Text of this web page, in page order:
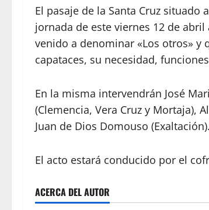
El pasaje de la Santa Cruz situado
jornada de este viernes 12 de
venido a denominar «Los otros» y
capataces, su necesidad,
En la misma intervendrán José
(Clemencia, Vera Cruz y Mortaja),
Juan de Dios Domouso (Exaltación).
El acto estará conducido por el
ACERCA DEL AUTOR